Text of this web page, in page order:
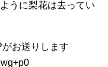
うに梨花は去ってい
お送りします